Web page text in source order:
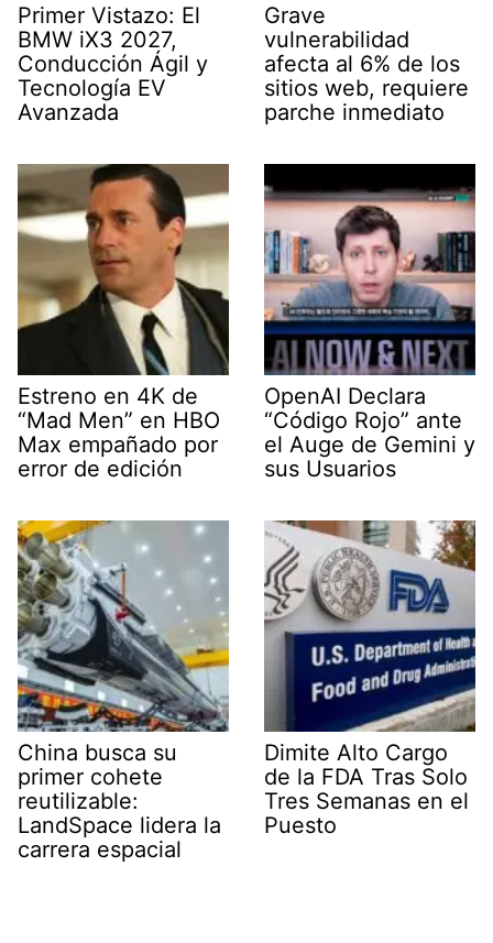
Primer Vistazo: El
BMW iX3 2027,
Conducción Ágil y
Tecnología EV
Avanzada
Grave
vulnerabilidad
afecta al 6% de los
sitios web, requiere
parche inmediato
Estreno en 4K de
“Mad Men” en HBO
Max empañado por
error de edición
OpenAI Declara
“Código Rojo” ante
el Auge de Gemini y
sus Usuarios
China busca su
primer cohete
reutilizable:
LandSpace lidera la
carrera espacial
Dimite Alto Cargo
de la FDA Tras Solo
Tres Semanas en el
Puesto